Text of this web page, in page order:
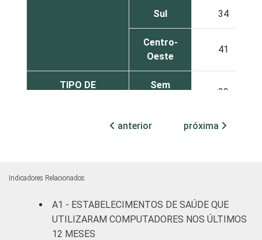
Sul 34
Centro-
Oeste
41
TIPO DE
Sem
33
Com
Com
(mais de
49
anterior próxima
Indicadores Relacionados
A1 - ESTABELECIMENTOS DE SAÚDE QUE
UTILIZARAM COMPUTADORES NOS ÚLTIMOS
12 MESES